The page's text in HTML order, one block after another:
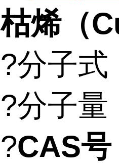
枯烯（
?分子式
?分子量
?CAS